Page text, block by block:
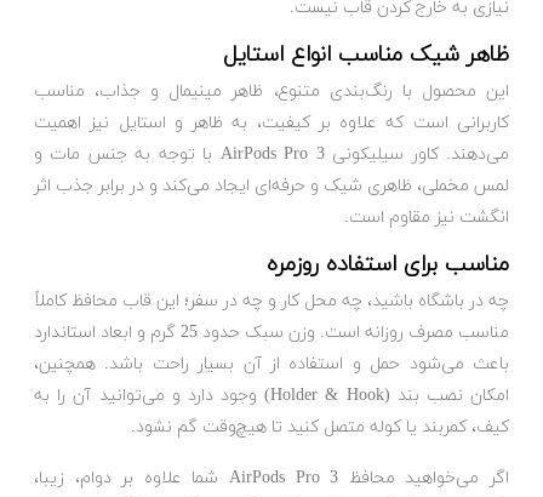
نیازی به خارج کردن قاب نیست.
ظاهر شیک مناسب انواع استایل
این محصول با رنگ‌بندی متنوع، ظاهر مینیمال و جذاب، مناسب
کاربرانی است که علاوه بر کیفیت، به ظاهر و استایل نیز اهمیت
می‌دهند. کاور سیلیکونی AirPods Pro 3 با توجه به جنس مات و
لمس مخملی، ظاهری شیک و حرفه‌ای ایجاد می‌کند و در برابر جذب اثر
انگشت نیز مقاوم است.
مناسب برای استفاده روزمره
چه در باشگاه باشید، چه محل کار و چه در سفر؛ این قاب محافظ کاملاً
مناسب مصرف روزانه است. وزن سبک حدود 25 گرم و ابعاد استاندارد
باعث می‌شود حمل و استفاده از آن بسیار راحت باشد. همچنین،
امکان نصب بند (Holder & Hook) وجود دارد و می‌توانید آن را به
کیف، کمربند یا کوله متصل کنید تا هیچ‌وقت گم نشود.
اگر می‌خواهید محافظ AirPods Pro 3 شما علاوه بر دوام، زیبا،